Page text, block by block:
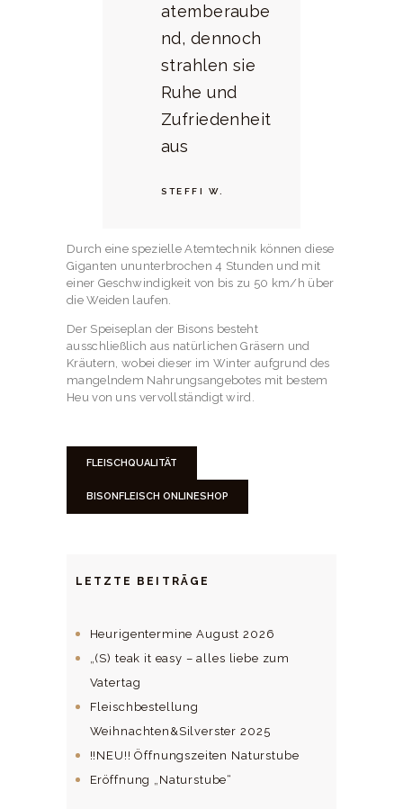
atemberaube
nd, dennoch
strahlen sie
Ruhe und
Zufriedenheit
aus
STEFFI W.
Durch eine spezielle Atemtechnik können diese
Giganten ununterbrochen 4 Stunden und mit
einer Geschwindigkeit von bis zu 50 km/h über
die Weiden laufen.
Der Speiseplan der Bisons besteht
ausschließlich aus natürlichen Gräsern und
Kräutern, wobei dieser im Winter aufgrund des
mangelndem Nahrungsangebotes mit bestem
Heu von uns vervollständigt wird.
FLEISCHQUALITÄT
BISONFLEISCH ONLINESHOP
LETZTE BEITRÄGE
Heurigentermine August 2026
„(S) teak it easy – alles liebe zum
Vatertag
Fleischbestellung
Weihnachten&Silverster 2025
!!NEU!! Öffnungszeiten Naturstube
Eröffnung „Naturstube“